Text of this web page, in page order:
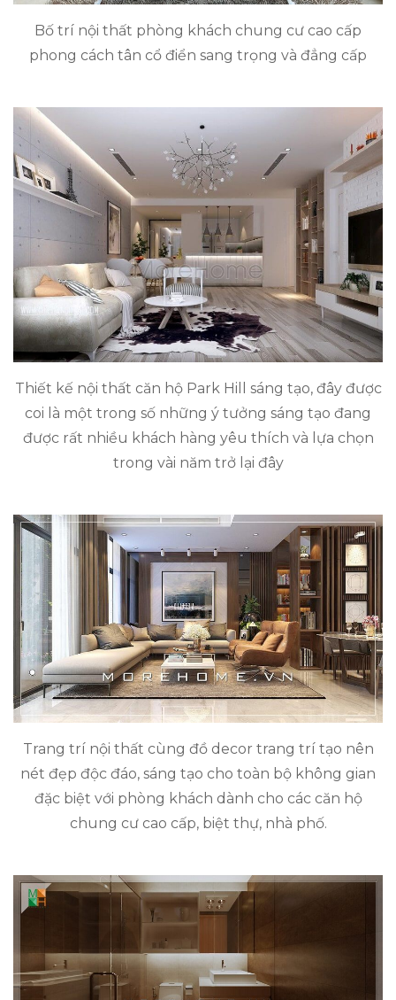
Bố trí nội thất phòng khách chung cư cao cấp
phong cách tân cổ điển sang trọng và đẳng cấp
Thiết kế nội thất căn hộ Park Hill sáng tạo, đây được
coi là một trong số những ý tưởng sáng tạo đang
được rất nhiều khách hàng yêu thích và lựa chọn
trong vài năm trở lại đây
Trang trí nội thất cùng đồ decor trang trí tạo nên
nét đẹp độc đáo, sáng tạo cho toàn bộ không gian
đặc biệt với phòng khách dành cho các căn hộ
chung cư cao cấp, biệt thự, nhà phố.